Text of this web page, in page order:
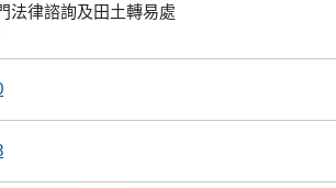
法律諮詢及田土轉易處